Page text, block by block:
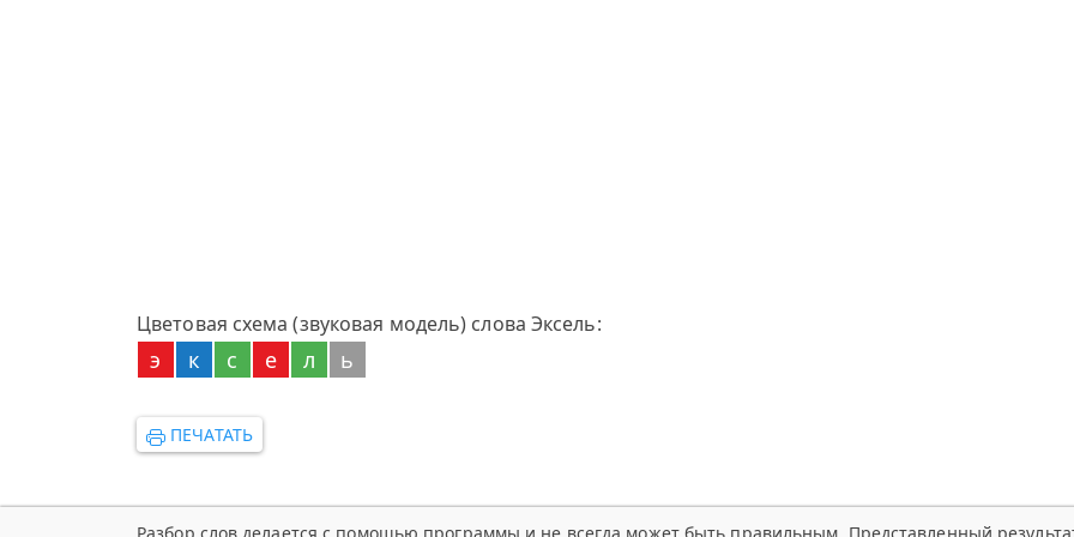
Цветовая схема (звуковая модель) слова Эксель:
э к с е л ь
ПЕЧАТАТЬ